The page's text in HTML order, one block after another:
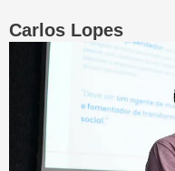
Carlos Lopes